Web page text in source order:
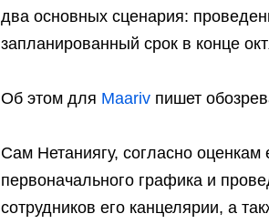
два основных сценария:
запланированный срок в конце
Об этом для Maarivпишет
Сам Нетаниягу, согласно оценкам
первоначального графика и
сотрудников его канцелярии, а